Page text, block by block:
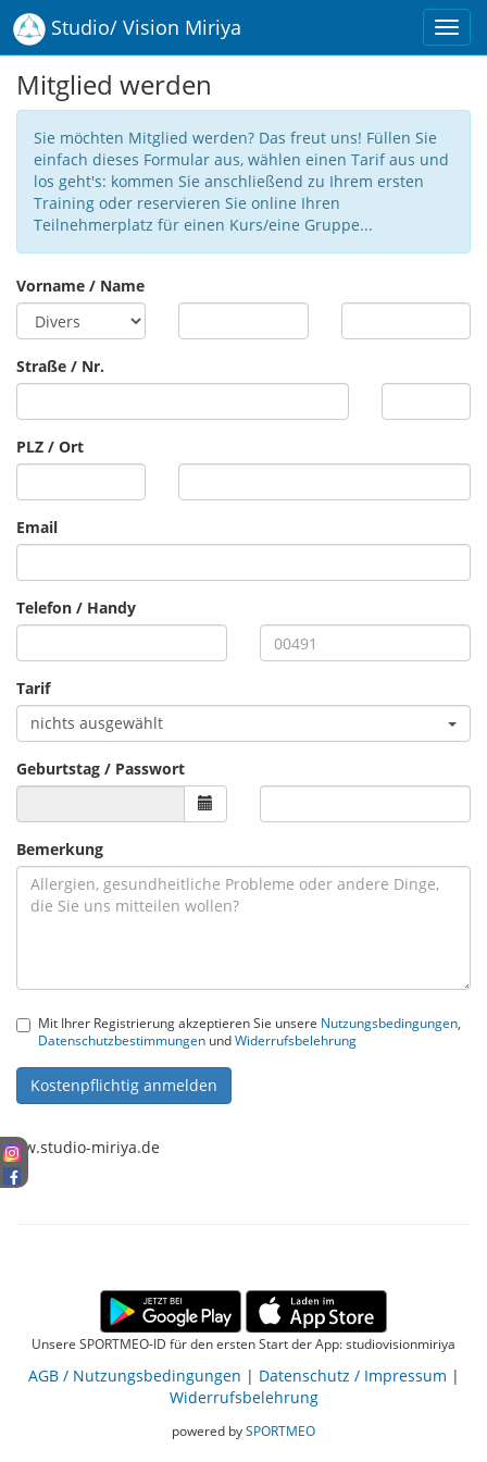
Studio/ Vision Miriya
Mitglied werden
Sie möchten Mitglied werden? Das freut uns! Füllen Sie
einfach dieses Formular aus, wählen einen Tarif aus und
los geht's: kommen Sie anschließend zu Ihrem ersten
Training oder reservieren Sie online Ihren
Teilnehmerplatz für einen Kurs/eine Gruppe...
Vorname / Name
Straße / Nr.
PLZ / Ort
Email
Telefon / Handy
Tarif
nichts ausgewählt
Geburtstag / Passwort
Bemerkung
Mit Ihrer Registrierung akzeptieren Sie unsere Nutzungsbedingungen
Datenschutzbestimmungen undWiderrufsbelehrung
Kostenpflichtig anmelden
www.studio-miriya.de
Unsere SPORTMEO-ID für den ersten Start der App: studiovisionmiriya
AGB / Nutzungsbedingungen | Datenschutz / Impressum |
Widerrufsbelehrung
powered bySPORTMEO